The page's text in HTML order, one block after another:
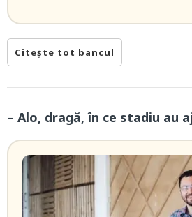
Citește tot bancul
– Alo, dragă, în ce stadiu au